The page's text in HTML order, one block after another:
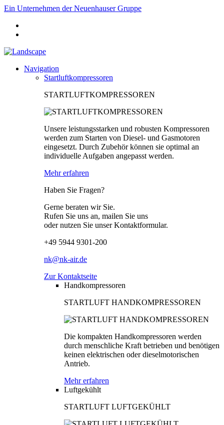
Ein Unternehmen der Neuenhauser Gruppe
Navigation
Startluftkompressoren
STARTLUFTKOMPRESSOREN
Unsere leistungsstarken und robusten Kompressoren
werden zum Starten von Diesel- und Gasmotoren
eingesetzt. Durch Zubehör können sie optimal an
individuelle Aufgaben angepasst werden.
Mehr erfahren
Haben Sie Fragen?
Gerne beraten wir Sie.
Rufen Sie uns an, mailen Sie uns
oder nutzen Sie unser Kontaktformular.
+49 5944 9301-200
nk@nk-air.de
Zur Kontaktseite
Handkompressoren
STARTLUFT HANDKOMPRESSOREN
Die kompakten Handkompressoren werden
durch menschliche Kraft betrieben und benötigen
keinen elektrischen oder dieselmotorischen
Antrieb.
Mehr erfahren
Luftgekühlt
STARTLUFT LUFTGEKÜHLT